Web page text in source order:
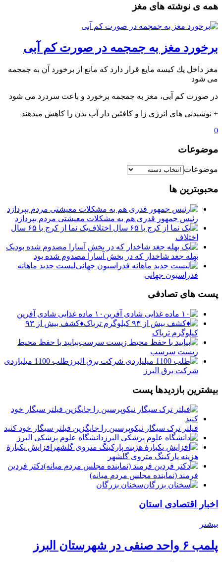
همه ی نوشته های مغز
برخورد مغز به جمجمه در صورت کم آبی
مغز داخل يك کیسه مایع قرار دارد که مانع از برخورد آن به جمجمه
می شود
️در صورت کم آبی، مغز به جمجمه برخورد و باعث سردرد می شود
+ نوشيدنى هاى انرژى زا و كافئين دار آب بدن را كاهش میدهند
0
موضوعات
موضوعات
محبوبترین ها
رئیس جمهور قدری هم به مشکلات معیشتی مردم بپردازد
یک نما از کرج با ۶۵ سال
اختلاف
یک
بهله جغد شاخدار که در بخش آسارا مصدوم شده بود
لیست جدید ماهانه
فدراسیون جهانی
پست های تصادفی
۱۰ ماده غذایی شادی آفرین
♦️کشف بیش از ۹۳
کیلوگرم تریاک
بیایید با حفظ محیط
زیست سرسب
طلب 1100 میلیاردی
شرکت برق البرز
بیشترین بازدیدها پست
فیلتر ترک سیگار نیکوپرسین را جایگزین فیلتر سیگار خود کنید
دانشگاه علوم پزشکی البرز
افزایش یکبارۀ
هزینه پارکینگ متروی گلشهر
دكتر فردين
فرمند (نماينده مجلس مردم میانه)
سخنان بزرگان
اخبار اقتصادی استان
بیشتر
پلمب ۶ واحد صنفی در شهرستان البرز